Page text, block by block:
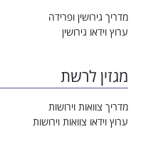
מדריך גירושין ופרידה
ערוץ וידאו גירושין
מגזין לרשת
מדריך צוואות וירושות
ערוץ וידאו צוואות וירושות